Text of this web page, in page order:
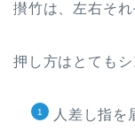
攅竹は、左右それ
押し方はとてもシ
人差し指を